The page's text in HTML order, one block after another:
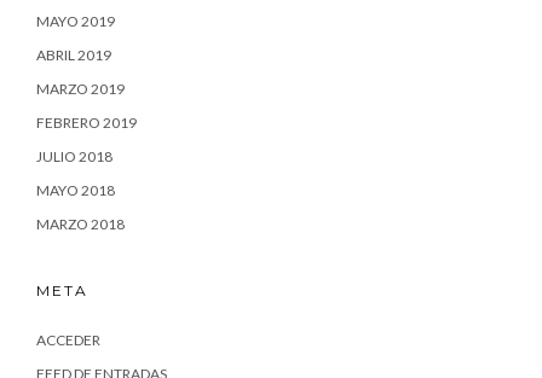
MAYO 2019
ABRIL 2019
MARZO 2019
FEBRERO 2019
JULIO 2018
MAYO 2018
MARZO 2018
META
ACCEDER
FEED DE ENTRADAS